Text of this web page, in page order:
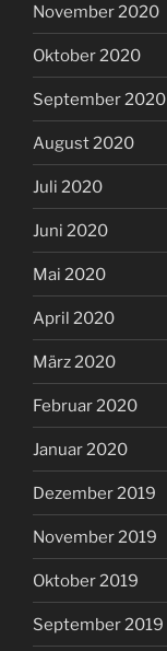
November 2020
Oktober 2020
September 2020
August 2020
Juli 2020
Juni 2020
Mai 2020
April 2020
März 2020
Februar 2020
Januar 2020
Dezember 2019
November 2019
Oktober 2019
September 2019